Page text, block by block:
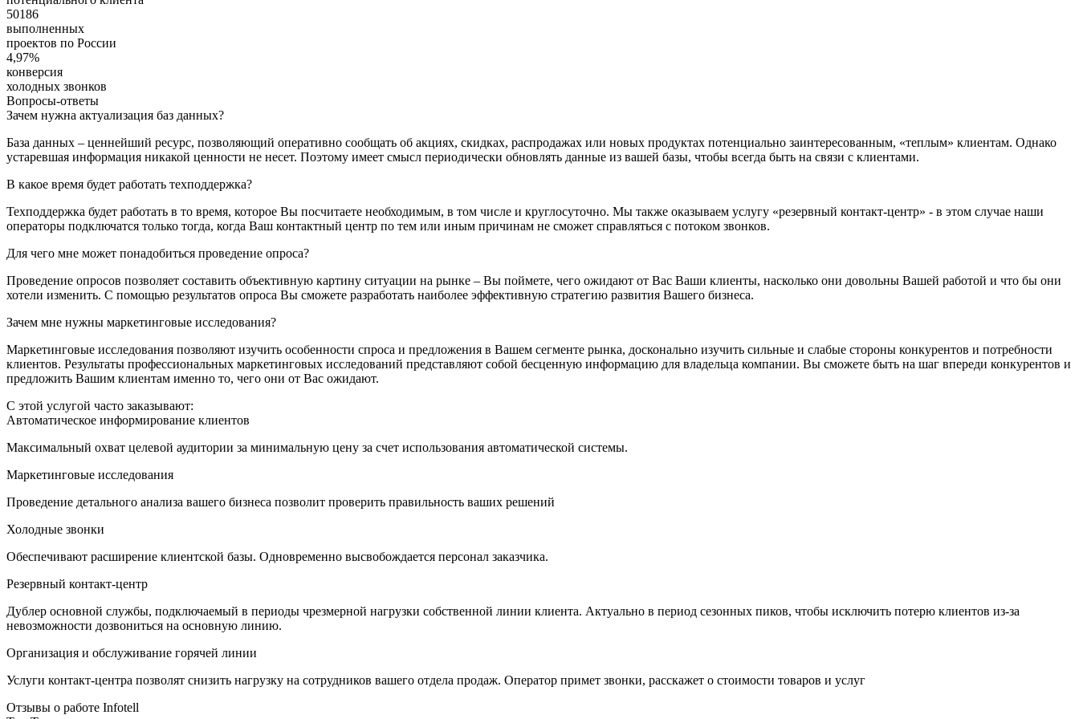
50186
выполненных
проектов по России
4,97%
конверсия
холодных звонков
Вопросы-ответы
Зачем нужна актуализация баз данных?
База данных – ценнейший ресурс, позволяющий оперативно сообщать об акциях, скидках, распродажах или новых продуктах потенциально заинтересованным, «теплым» клиентам. Однако
устаревшая информация никакой ценности не несет. Поэтому имеет смысл периодически обновлять данные из вашей базы, чтобы всегда быть на связи с клиентами.
В какое время будет работать техподдержка?
Техподдержка будет работать в то время, которое Вы посчитаете необходимым, в том числе и круглосуточно. Мы также оказываем услугу «резервный контакт-центр» - в этом случае наши
операторы подключатся только тогда, когда Ваш контактный центр по тем или иным причинам не сможет справляться с потоком звонков.
Для чего мне может понадобиться проведение опроса?
Проведение опросов позволяет составить объективную картину ситуации на рынке – Вы поймете, чего ожидают от Вас Ваши клиенты, насколько они довольны Вашей работой и что бы они
хотели изменить. С помощью результатов опроса Вы сможете разработать наиболее эффективную стратегию развития Вашего бизнеса.
Зачем мне нужны маркетинговые исследования?
Маркетинговые исследования позволяют изучить особенности спроса и предложения в Вашем сегменте рынка, досконально изучить сильные и слабые стороны конкурентов и потребности
клиентов. Результаты профессиональных маркетинговых исследований представляют собой бесценную информацию для владельца компании. Вы сможете быть на шаг впереди конкурентов и
предложить Вашим клиентам именно то, чего они от Вас ожидают.
С этой услугой часто заказывают:
Автоматическое информирование клиентов
Максимальный охват целевой аудитории за минимальную цену за счет использования автоматической системы.
Маркетинговые исследования
Проведение детального анализа вашего бизнеса позволит проверить правильность ваших решений
Холодные звонки
Обеспечивают расширение клиентской базы. Одновременно высвобождается персонал заказчика.
Резервный контакт-центр
Дублер основной службы, подключаемый в периоды чрезмерной нагрузки собственной линии клиента. Актуально в период сезонных пиков, чтобы исключить потерю клиентов из-за
невозможности дозвониться на основную линию.
Организация и обслуживание горячей линии
Услуги контакт-центра позволят снизить нагрузку на сотрудников вашего отдела продаж. Оператор примет звонки, расскажет о стоимости товаров и услуг
Отзывы о работе Infotell